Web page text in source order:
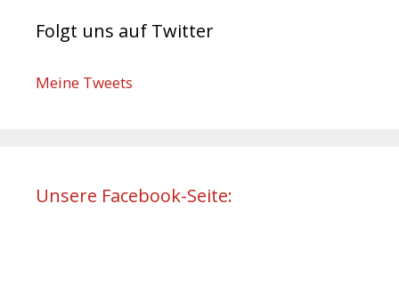
Folgt uns auf Twitter
Meine Tweets
Unsere Facebook-Seite: